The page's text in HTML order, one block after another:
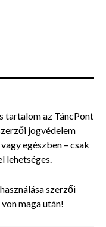
tartalom az TáncPont
jogvédelem
egészben – csak
lehetséges.
szerzői
maga után!